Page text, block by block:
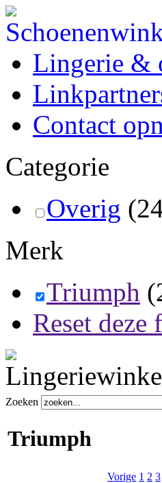
Lingerie &
Contact
Categorie
Overig
Merk
Triumph
Reset deze
Zoeken
Triumph
Vorige 1 2 3